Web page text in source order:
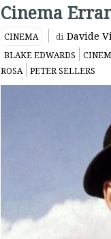
Cinema
CINEMA di Davide
BLAKE EDWARDS
ROSA
PETER SELLERS